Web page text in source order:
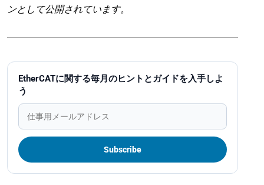
EtherCATに関する毎月のヒントとガイドを入手しよ
う
ンとして公開されています。